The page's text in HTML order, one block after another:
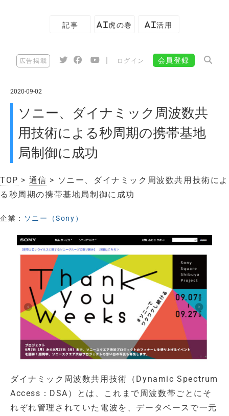
記事 AI虎の巻 AI活用
広告掲載 ログイン 会員登録
2020-09-02
ソニー、ダイナミック周波数共
用技術による秒周期の携帯基地
局制御に成功
TOP > 通信 > ソニー、ダイナミック周波数共用技術によ
る秒周期の携帯基地局制御に成功
企業： ソニー（Sony）
ダイナミック周波数共用技術（Dynamic Spectrum
Access：DSA）とは、これまで周波数帯ごとにそ
れぞれ管理されていた電波を、データベースで一元